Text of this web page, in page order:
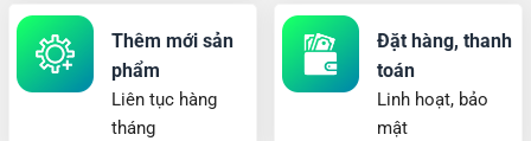
Thêm mới sản
phẩm
Liên tục hàng
tháng
Đặt hàng, thanh
toán
Linh hoạt, bảo
mật